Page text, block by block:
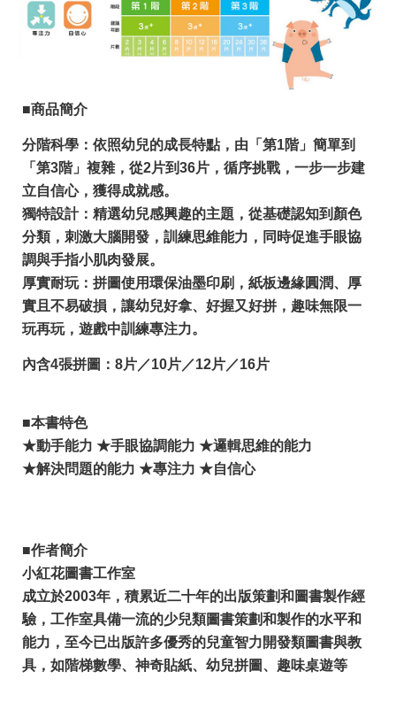
■商品簡介
分階科學：依照幼兒的成長特點，由「第1階」簡單到
「第3階」複雜，從2片到36片，循序挑戰，一步一步建
立自信心，獲得成就感。
獨特設計：精選幼兒感興趣的主題，從基礎認知到顏色
分類，刺激大腦開發，訓練思維能力，同時促進手眼協
調與手指小肌肉發展。
厚實耐玩：拼圖使用環保油墨印刷，紙板邊緣圓潤、厚
實且不易破損，讓幼兒好拿、好握又好拼，趣味無限一
玩再玩，遊戲中訓練專注力。
內含4張拼圖：8片／10片／12片／16片
■本書特色
★動手能力 ★手眼協調能力 ★邏輯思維的能力
★解決問題的能力 ★專注力 ★自信心
■作者簡介
小紅花圖書工作室
成立於2003年，積累近二十年的出版策劃和圖書製作經
驗，工作室具備一流的少兒類圖書策劃和製作的水平和
能力，至今已出版許多優秀的兒童智力開發類圖書與教
具，如階梯數學、神奇貼紙、幼兒拼圖、趣味桌遊等